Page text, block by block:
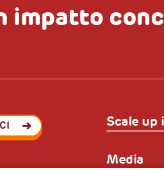
impatto
Scale up
Media